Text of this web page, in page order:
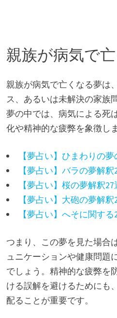
親族が病気で
親族が病気で亡くなる夢は
ス、あるいは未解決の家族
夢の中では、病気による死
化や精神的な疲弊を象徴しま
【夢占い】ひまわりの
【夢占い】バラの夢解釈
【夢占い】桜の夢解釈27
【夢占い】大砲の夢解釈
【夢占い】へそに関す
つまり、この夢を見た場合
ュニケーションや健康問題
でしょう。精神的な疲弊を
ける誤解を避けるためにも
配ることが重要です。